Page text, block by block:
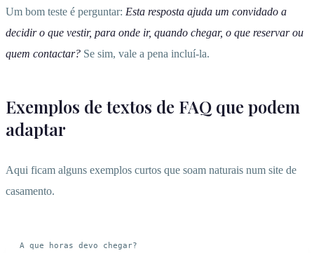
Um bom teste é perguntar: Esta resposta ajuda um convidado a
decidir o que vestir, para onde ir, quando chegar, o que reservar ou
quem contactar? Se sim, vale a pena incluí-la.
Exemplos de textos de FAQ que podem
adaptar
Aqui ficam alguns exemplos curtos que soam naturais num site de
casamento.
A que horas devo chegar?